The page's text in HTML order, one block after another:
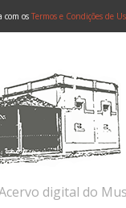
com os Termos e Condições de
digital do